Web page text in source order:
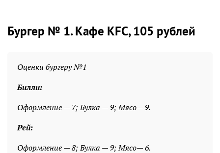
Бургер № 1. Кафе KFC, 105 рублей
Оценки бургеру №1
Билли:
Оформление — 7; Булка — 9; Мясо— 9.
Рей:
Оформление — 8; Булка — 9; Мясо— 6.